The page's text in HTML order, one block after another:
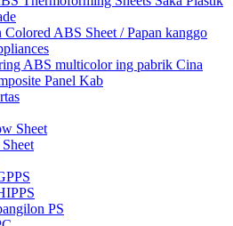
Colored ABS Sheet / Papan kanggo
ABS multicolor ing pabrik Cina
Panel Kab
Sheet
PS